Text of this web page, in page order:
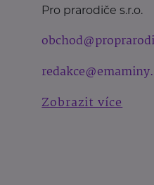
Pro prarodiče s.r.o.
Zobrazit více